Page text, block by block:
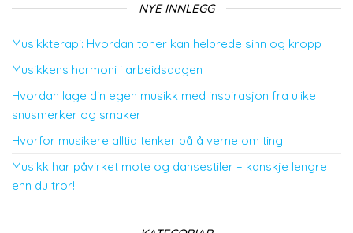
NYE INNLEGG
Musikkterapi: Hvordan toner kan helbrede sinn og kropp
Musikkens harmoni i arbeidsdagen
Hvordan lage din egen musikk med inspirasjon fra ulike
snusmerker og smaker
Hvorfor musikere alltid tenker på å verne om ting
Musikk har påvirket mote og dansestiler – kanskje lengre
enn du tror!